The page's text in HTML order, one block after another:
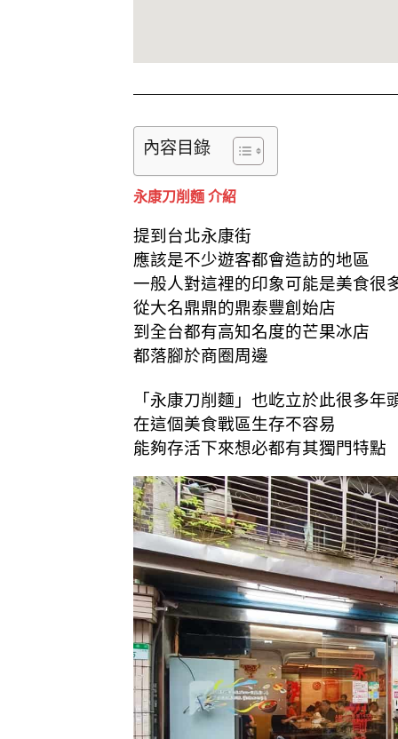
內容目錄
永康刀削麵 介紹
提到台北永康街
應該是不少遊客都會造訪的地區
一般人對這裡的印象可能是美食很
從大名鼎鼎的鼎泰豐創始店
到全台都有高知名度的芒果冰店
都落腳於商圈周邊
「永康刀削麵」也屹立於此很多年
在這個美食戰區生存不容易
能夠存活下來想必都有其獨門特點